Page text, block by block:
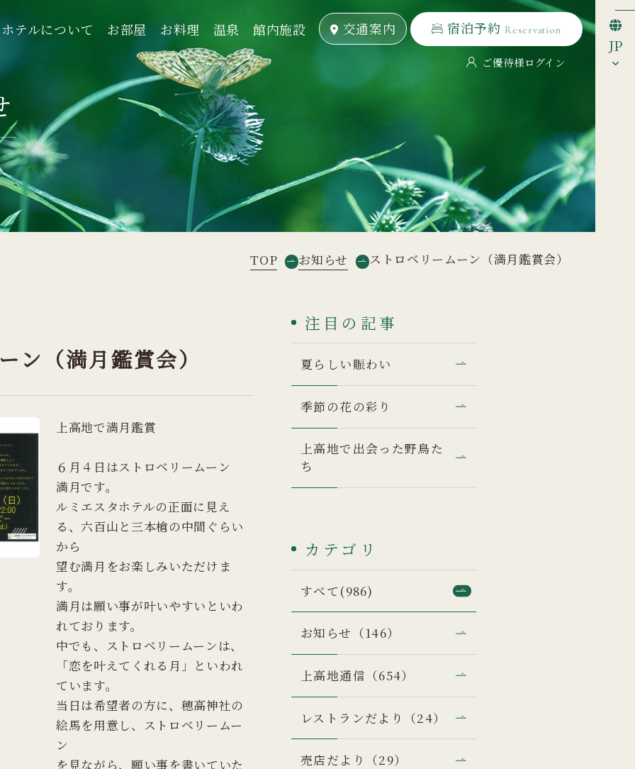
ホテルについて お部屋 お料理 温泉 館内施設 交通案内 宿泊予約 Reservation
ご優待様ログイン
ホテルについて お部屋 お料理 温泉 館内施設 交通案内 宿泊予約 Reservation
JP
TOP お知らせ ストロベリームーン（満月鑑賞会）
ン（満月鑑賞会）
上高地で満月鑑賞
６月４日はストロベリームーン
満月です。
ルミエスタホテルの正面に見え
る、六百山と三本槍の中間ぐらい
から
望む満月をお楽しみいただけま
す。
満月は願い事が叶いやすいといわ
れております。
中でも、ストロベリームーンは、
「恋を叶えてくれる月」といわれ
ています。
当日は希望者の方に、穂高神社の
絵馬を用意し、ストロベリームー
ン
を見ながら、願い事を書いていた
注目の記事
夏らしい賑わい
季節の花の彩り
上高地で出会った野鳥た
ち
カテゴリ
すべて(986)
お知らせ（146）
上高地通信（654）
レストランだより（24）
売店だより（29）